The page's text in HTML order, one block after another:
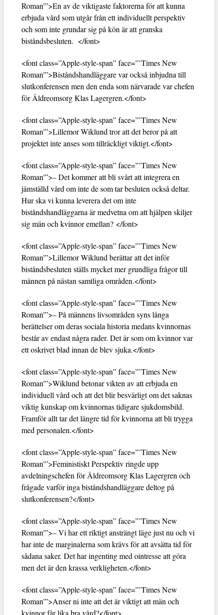
Roman'”>En av de viktigaste faktorerna för att kunna
erbjuda vård som utgår från ett individuellt perspektiv
och som inte grundar sig på kön är att granska
biståndsbesluten. </font>
<font class=”Apple-style-span” face=”’Times New
Roman'”>Biståndshandläggare var också inbjudna till
slutkonferensen men den enda som närvarade var chefen
för Äldreomsorg Klas Lagergren.</font>
<font class=”Apple-style-span” face=”’Times New
Roman'”>Lillemor Wiklund tror att det beror på att
projektet inte anses som tillräckligt viktigt.</font>
<font class=”Apple-style-span” face=”’Times New
Roman'”>– Det kommer att bli svårt att integrera en
jämställd vård om inte de som tar besluten också deltar.
Hur ska vi kunna leverera det om inte
biståndshandläggarna är medvetna om att hjälpen skiljer
sig män och kvinnor emellan? </font>
<font class=”Apple-style-span” face=”’Times New
Roman'”>Lillemor Wiklund berättar att det inför
biståndsbesluten ställs mycket mer grundliga frågor till
männen på nästan samtliga områden.</font>
<font class=”Apple-style-span” face=”’Times New
Roman'”>– På männens livsområden syns långa
berättelser om deras sociala historia medans kvinnornas
består av endast några rader. Det är som om kvinnor var
ett oskrivet blad innan de blev sjuka.</font>
<font class=”Apple-style-span” face=”’Times New
Roman'”>Wiklund betonar vikten av att erbjuda en
individuell vård och att det blir besvärligt om det saknas
viktig kunskap om kvinnornas tidigare sjukdomsbild.
Framför allt tar det längre tid för kvinnorna att bli trygga
med personalen.</font>
<font class=”Apple-style-span” face=”’Times New
Roman'”>Feministiskt Perspektiv ringde upp
avdelningschefen för Äldreomsorg Klas Lagergren och
frågade varför inga biståndshandläggare deltog på
slutkonferensen?</font>
<font class=”Apple-style-span” face=”’Times New
Roman'”>– Vi har ett riktigt ansträngt läge just nu och vi
har inte de marginalerna som krävs för att avsätta tid för
sådana saker. Det har ingenting med ointresse att göra
men det är den krassa verkligheten.</font>
<font class=”Apple-style-span” face=”’Times New
Roman'”>Anser ni inte att det är viktigt att män och
kvinnor får lika bra vård?</font>